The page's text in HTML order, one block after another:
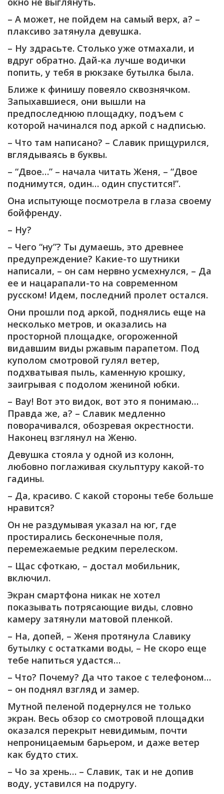
– А может, не пойдем на самый верх, а? –
плаксиво затянула девушка.
– Ну здрасьте. Столько уже отмахали, и
вдруг обратно. Дай-ка лучше водички
попить, у тебя в рюкзаке бутылка была.
Ближе к финишу повеяло сквознячком.
Запыхавшиеся, они вышли на
предпоследнюю площадку, подъем с
которой начинался под аркой с надписью.
– Что там написано? – Славик прищурился,
вглядываясь в буквы.
– “Двое…” – начала читать Женя, – “Двое
поднимутся, один… один спустится!”.
Она испытующе посмотрела в глаза своему
бойфренду.
– Ну?
– Чего “ну”? Ты думаешь, это древнее
предупреждение? Какие-то шутники
написали, – он сам нервно усмехнулся, – Да
ее и нацарапали-то на современном
русском! Идем, последний пролет остался.
Они прошли под аркой, поднялись еще на
несколько метров, и оказались на
просторной площадке, огороженной
видавшим виды ржавым парапетом. Под
куполом смотровой гулял ветер,
подхватывая пыль, каменную крошку,
заигрывая с подолом жениной юбки.
– Вау! Вот это видок, вот это я понимаю…
Правда же, а? – Славик медленно
поворачивался, обозревая окрестности.
Наконец взглянул на Женю.
Девушка стояла у одной из колонн,
любовно поглаживая скульптуру какой-то
гадины.
– Да, красиво. С какой стороны тебе больше
нравится?
Он не раздумывая указал на юг, где
простирались бесконечные поля,
перемежаемые редким перелеском.
– Щас сфоткаю, – достал мобильник,
включил.
Экран смартфона никак не хотел
показывать потрясающие виды, словно
камеру затянули матовой пленкой.
– На, допей, – Женя протянула Славику
бутылку с остатками воды, – Не скоро еще
тебе напиться удастся…
– Что? Почему? Да что такое с телефоном…
– он поднял взгляд и замер.
Мутной пеленой подернулся не только
экран. Весь обзор со смотровой площадки
оказался перекрыт невидимым, почти
непроницаемым барьером, и даже ветер
как будто стих.
– Чо за хрень… – Славик, так и не допив
воду, уставился на подругу.